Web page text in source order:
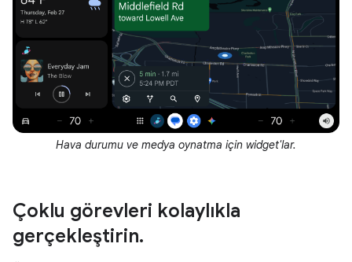
Hava durumu ve medya oynatma için widget'lar.
Çoklu görevleri kolaylıkla
gerçekleştirin.